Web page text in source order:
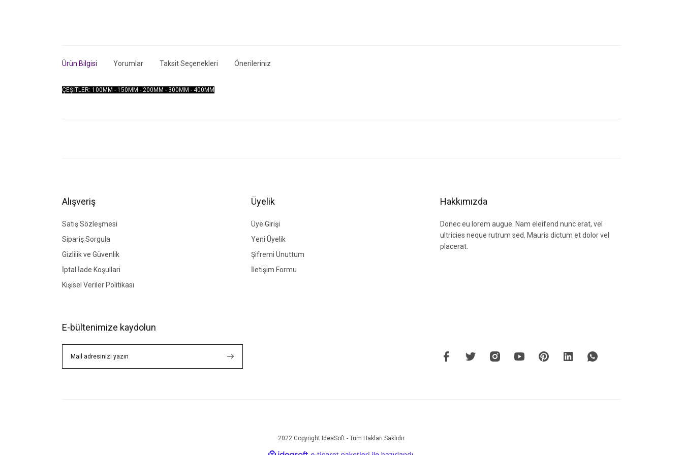
Ürün Bilgisi Yorumlar Taksit Seçenekleri Önerileriniz
ÇEŞİTLER: 100MM - 150MM - 200MM - 300MM - 400MM
Ürün fiyatı diğer sitelerden daha pahalı.
Bu ürüne benzer farklı alternatifler olmalı.
Alışveriş
Satış Sözleşmesi
Sipariş Sorgula
Gizlilik ve Güvenlik
İptal İade Koşullari
Kişisel Veriler Politikası
Üyelik
Üye Girişi
Yeni Üyelik
Şifremi Unuttum
İletişim Formu
Hakkımızda
Donec eu lorem augue. Nam eleifend nunc erat, vel
ultricies neque rutrum sed. Mauris dictum et dolor vel
placerat.
E-bültenimize kaydolun
2022 Copyright IdeaSoft - Tüm Hakları Saklıdır.